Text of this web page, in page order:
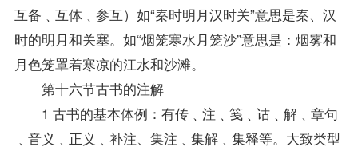
互备﹑互体﹑参互）如“秦时明月汉时关”意思是秦、汉
时的明月和关塞。如“烟笼寒水月笼沙”意思是：烟雾和
月色笼罩着寒凉的江水和沙滩。
第十六节古书的注解
1 古书的基本体例：有传﹑注﹑笺﹑诂﹑解﹑章句
﹑音义﹑正义﹑补注、集注﹑集解﹑集释等。大致类型